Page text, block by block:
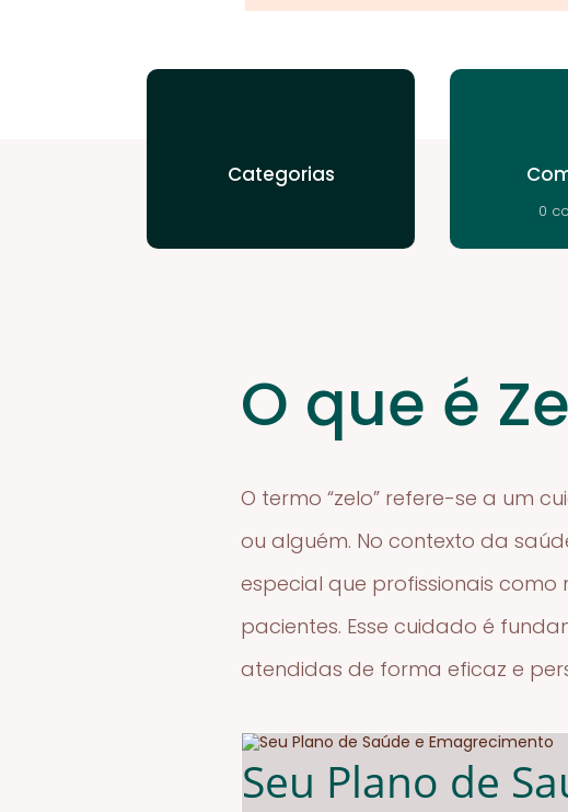
Categorias
0
O que é
O termo “zelo” refere-se a um
ou alguém. No contexto da
especial que profissionais como
pacientes. Esse cuidado é
atendidas de forma eficaz e
Seu Plano de